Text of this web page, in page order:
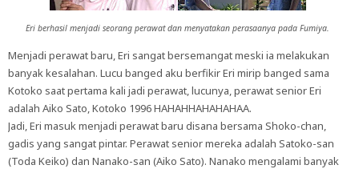
Eri berhasil menjadi seorang perawat dan menyatakan perasaanya pada Fumiya.
Menjadi perawat baru, Eri sangat bersemangat meski ia melakukan
banyak kesalahan. Lucu banged aku berfikir Eri mirip banged sama
Kotoko saat pertama kali jadi perawat, lucunya, perawat senior Eri
adalah Aiko Sato, Kotoko 1996 HAHAHHAHAHAHAA.
Jadi, Eri masuk menjadi perawat baru disana bersama Shoko-chan,
gadis yang sangat pintar. Perawat senior mereka adalah Satoko-san
(Toda Keiko) dan Nanako-san (Aiko Sato). Nanako mengalami banyak